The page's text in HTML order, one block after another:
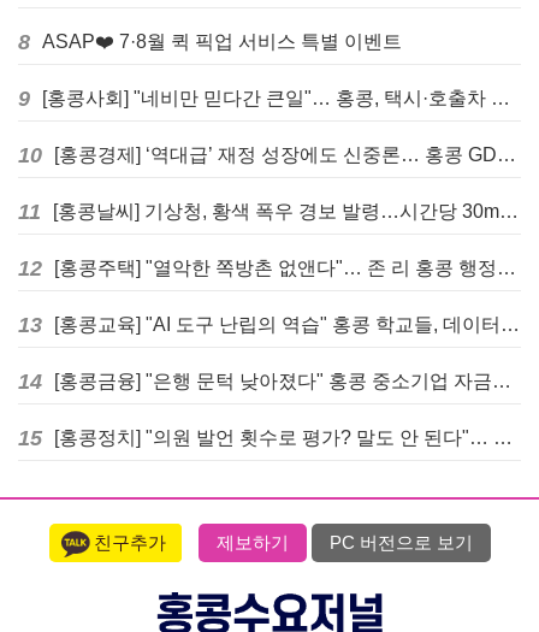
8 ASAP❤️ 7·8월 퀵 픽업 서비스 특별 이벤트
9 [홍콩사회] "네비만 믿다간 큰일"… 홍콩, 택시·호출차 통합 시험 도입하며 규제 본격화
10 [홍콩경제] ‘역대급’ 재정 성장에도 신중론… 홍콩 GDP 전망 상향 속 “지정학적 리스크 경계”
11 [홍콩날씨] 기상청, 황색 폭우 경보 발령…시간당 30mm 이상 강우 예보
12 [홍콩주택] "열악한 쪽방촌 없앤다"… 존 리 홍콩 행정장관, 4년 내 단계적 폐지 선언
13 [홍콩교육] "AI 도구 난립의 역습" 홍콩 학교들, 데이터 고립에 교육 효과 평가 비상
14 [홍콩금융] "은행 문턱 낮아졌다" 홍콩 중소기업 자금줄 숨통 트이나… HKMA "2분기 신용 조건 안정적"
15 [홍콩정치] "의원 발언 횟수로 평가? 말도 안 된다"… 홍콩 입법회 의장의 일침
친구추가 제보하기 PC 버전으로 보기